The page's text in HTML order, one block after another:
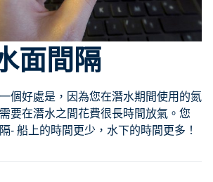
面間隔
個好處是，因為您在潛水期間使用的氮
要在潛水之間花費很長時間放氣。您
- 船上的時間更少，水下的時間更多！